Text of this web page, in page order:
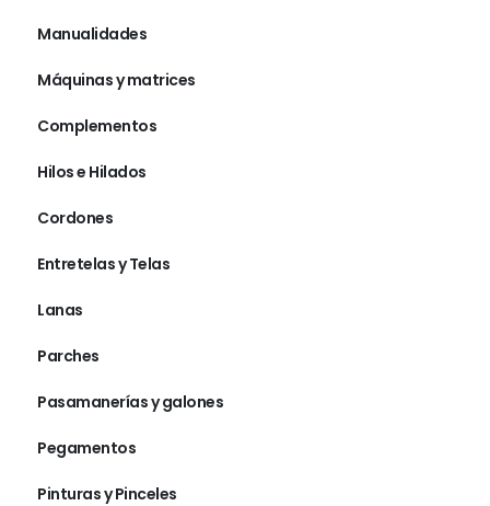
Manualidades
Máquinas y matrices
Complementos
Hilos e Hilados
Cordones
Entretelas y Telas
Lanas
Parches
Pasamanerías y galones
Pegamentos
Pinturas y Pinceles